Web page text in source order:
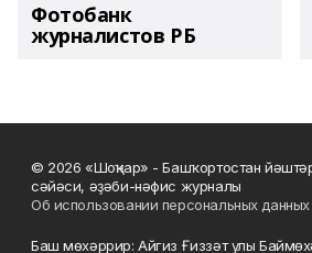
Фотобанк
журналистов РБ
© 2026 «Шоңҡар» - Башҡортостан
сәйәси, әҙәби-нәфис журналы
Об использовании персональных данных
Баш мөхәррир: Айгиз Ғиззәт улы